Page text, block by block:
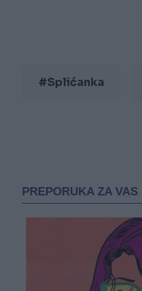
#Splićanka